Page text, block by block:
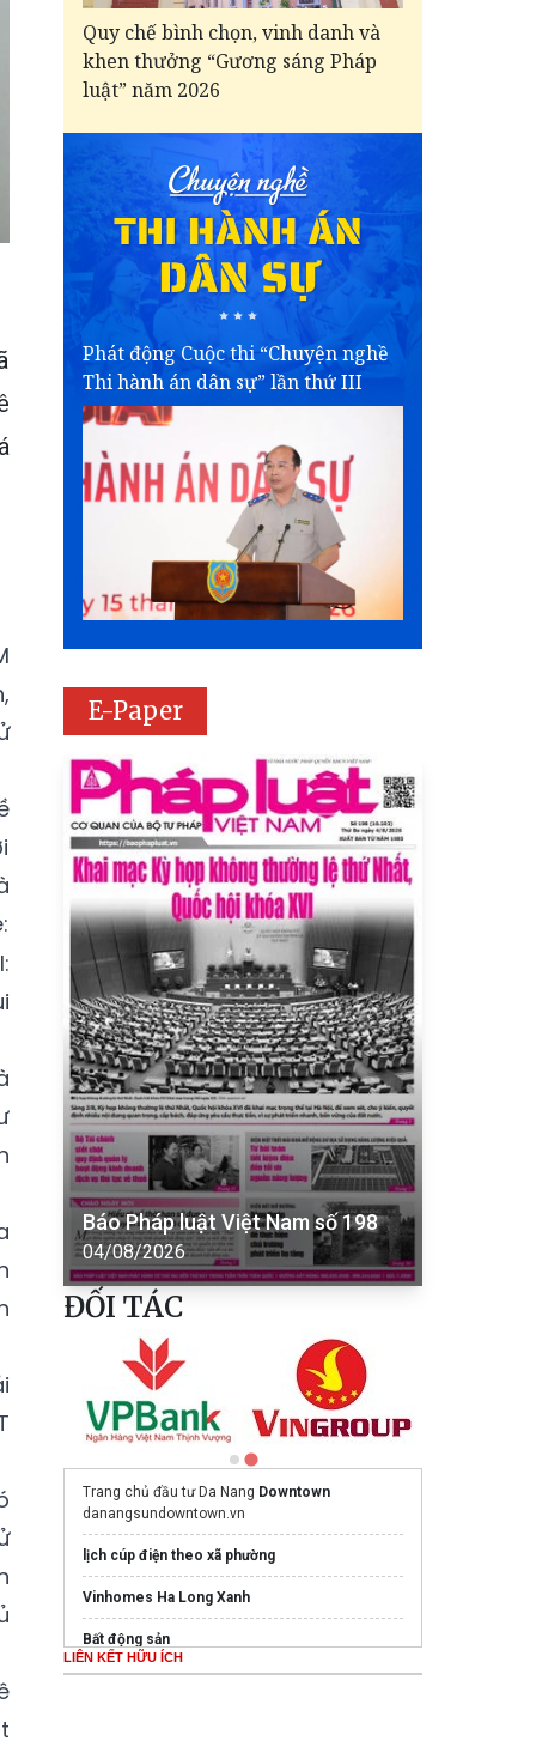
Quy chế bình chọn, vinh danh và
khen thưởng “Gương sáng Pháp
luật” năm 2026
Phát động Cuộc thi “Chuyện nghề
Thi hành án dân sự” lần thứ III
E-Paper
Báo Pháp luật Việt Nam số 198
04/08/2026
ĐỐI TÁC
Trang chủ đầu tư Da Nang Downtown
danangsundowntown.vn
lịch cúp điện theo xã phường
Vinhomes Ha Long Xanh
Bất động sản
LIÊN KẾT HỮU ÍCH